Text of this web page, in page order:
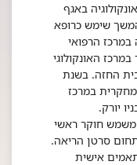
באגף
שימש כרופא
במרכז הרפואי
בכיר במרכז האונקולוגי
החזה. בשנת
מחקרית במרכז
משמש חוקר ראשי
סרטן הריאה.
אישית